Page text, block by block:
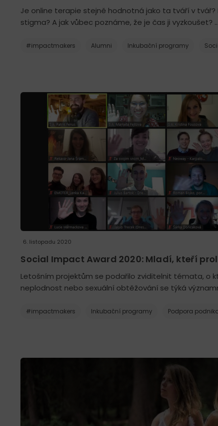
Je online terapie stejně hodnotná jako ta tváří v
stigma? A jak vůbec poznáme, že je čas ji vyzkoušet?
#impactmakers Alumni Inkubační programy
6. listopadu 2020
Social Impact Award 2020: Mladí, kteří
Letošním projektům se podařilo zviditelnit témata, o
neplodnost nebo sexuální obtěžování se týká
#impactmakers Inkubační programy Podpora